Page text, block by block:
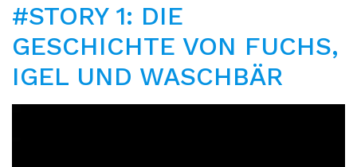
#STORY 1: DIE
GESCHICHTE VON FUCHS,
IGEL UND WASCHBÄR